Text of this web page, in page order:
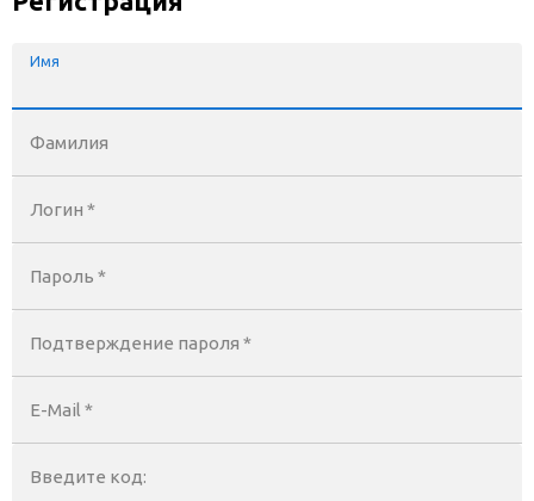
Имя
Фамилия
Логин *
Пароль *
Подтверждение пароля *
E-Mail *
Введите код: